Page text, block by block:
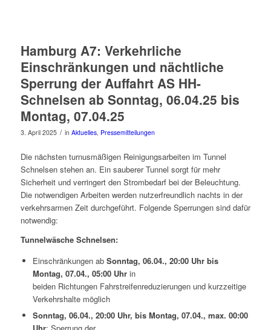
Hamburg A7: Verkehrliche
Einschränkungen und nächtliche
Sperrung der Auffahrt AS HH-
Schnelsen ab Sonntag, 06.04.25 bis
Montag, 07.04.25
3. April 2025 / in Aktuelles, Pressemitteilungen
Die nächsten turnusmäßigen Reinigungsarbeiten im Tunnel
Schnelsen stehen an. Ein sauberer Tunnel sorgt für mehr
Sicherheit und verringert den Strombedarf bei der Beleuchtung.
Die notwendigen Arbeiten werden nutzerfreundlich nachts in der
verkehrsarmen Zeit durchgeführt. Folgende Sperrungen sind dafür
notwendig:
Tunnelwäsche Schnelsen:
Einschränkungen ab Sonntag, 06.04., 20:00 Uhr bis
Montag, 07.04., 05:00 Uhrin
beiden Richtungen Fahrstreifenreduzierungen und kurzzeitige
Verkehrshalte möglich
Sonntag, 06.04., 20:00 Uhr, bis Montag, 07.04., max. 00:00